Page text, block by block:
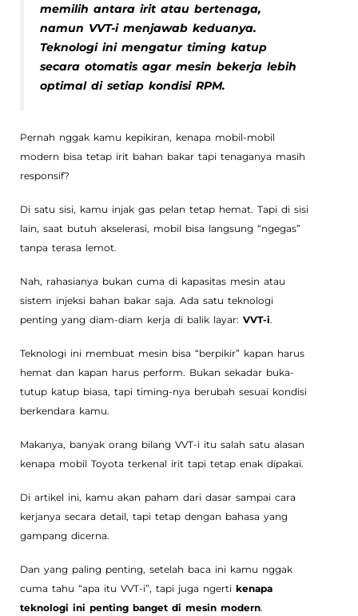
memilih antara irit atau bertenaga,
namun VVT-i menjawab keduanya.
Teknologi ini mengatur timing katup
secara otomatis agar mesin bekerja lebih
optimal di setiap kondisi RPM.
Pernah nggak kamu kepikiran, kenapa mobil-mobil
modern bisa tetap irit bahan bakar tapi tenaganya masih
responsif?
Di satu sisi, kamu injak gas pelan tetap hemat. Tapi di sisi
lain, saat butuh akselerasi, mobil bisa langsung “ngegas”
tanpa terasa lemot.
Nah, rahasianya bukan cuma di kapasitas mesin atau
sistem injeksi bahan bakar saja. Ada satu teknologi
penting yang diam-diam kerja di balik layar: VVT-i.
Teknologi ini membuat mesin bisa “berpikir” kapan harus
hemat dan kapan harus perform. Bukan sekadar buka-
tutup katup biasa, tapi timing-nya berubah sesuai kondisi
berkendara kamu.
Makanya, banyak orang bilang VVT-i itu salah satu alasan
kenapa mobil Toyota terkenal irit tapi tetap enak dipakai.
Di artikel ini, kamu akan paham dari dasar sampai cara
kerjanya secara detail, tapi tetap dengan bahasa yang
gampang dicerna.
Dan yang paling penting, setelah baca ini kamu nggak
cuma tahu “apa itu VVT-i”, tapi juga ngerti kenapa
teknologi ini penting banget di mesin modern.